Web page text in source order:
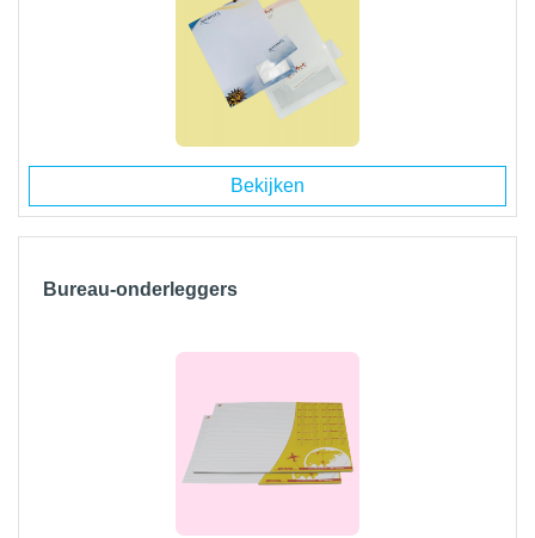
Bekijken
Bureau-onderleggers